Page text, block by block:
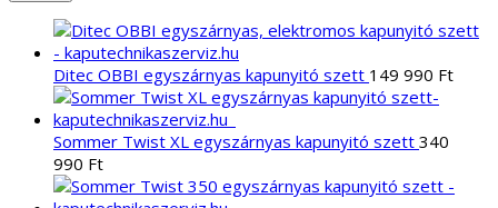
Ditec OBBI egyszárnyas kapunyitó szett 149 990 Ft
Sommer Twist XL egyszárnyas kapunyitó szett 340
990 Ft